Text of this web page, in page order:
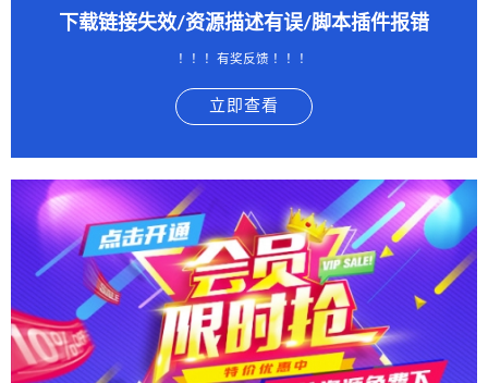
下载链接失效/资源描述有误/脚本插件报错
！！！有奖反馈 ！！！
立即查看